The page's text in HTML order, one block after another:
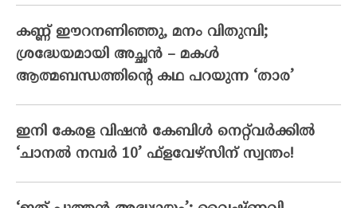
കണ്ണ് ഈറനണിഞ്ഞു, മനം വിതുമ്പി;
ശ്രദ്ധേയമായി അച്ഛൻ – മകൾ
ആത്മബന്ധത്തിന്റെ കഥ പറയുന്ന ‘താര’
ഇനി കേരള വിഷൻ കേബിൾ നെറ്റ്‌വർക്കിൽ
‘ചാനൽ നമ്പർ 10’ ഫ്‌ളവേഴ്‌സിന് സ്വന്തം!